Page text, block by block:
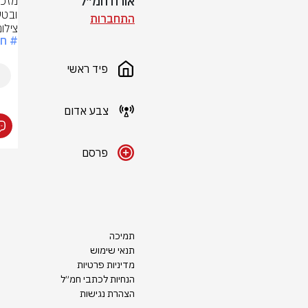
התחברות
פיד ראשי
צבע אדום
פרסם
תמיכה
תנאי שימוש
מדיניות פרטיות
הנחיות לכתבי חמ״ל
הצהרת נגישות
צילום:
#